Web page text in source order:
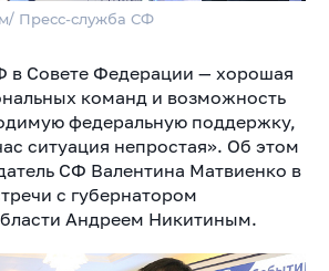
Пресс-служба СФ
в Совете Федерации — хорошая
команд и возможность
федеральную поддержку,
ситуация непростая». Об этом
СФ Валентина Матвиенко в
с губернатором
Андреем Никитиным.